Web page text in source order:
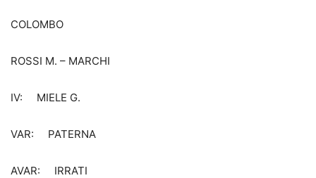
COLOMBO
ROSSI M. – MARCHI
IV: MIELE G.
VAR: PATERNA
AVAR: IRRATI